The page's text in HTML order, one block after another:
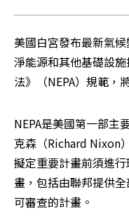
美國白宮發布最新氣
淨能源和其他基礎設
法》（NEPA）規範，
NEPA是美國第一部主
克森（Richard Nixon
擬定重要計畫前須進
畫，包括由聯邦提供
可審查的計畫。